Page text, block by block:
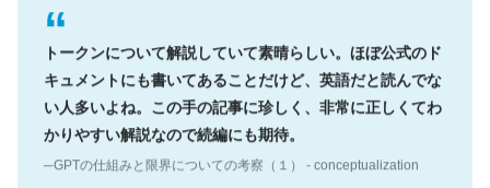
トークンについて解説していて素晴らしい。ほぼ公式のド
キュメントにも書いてあることだけど、英語だと読んでな
い人多いよね。この手の記事に珍しく、非常に正しくてわ
かりやすい解説なので続編にも期待。